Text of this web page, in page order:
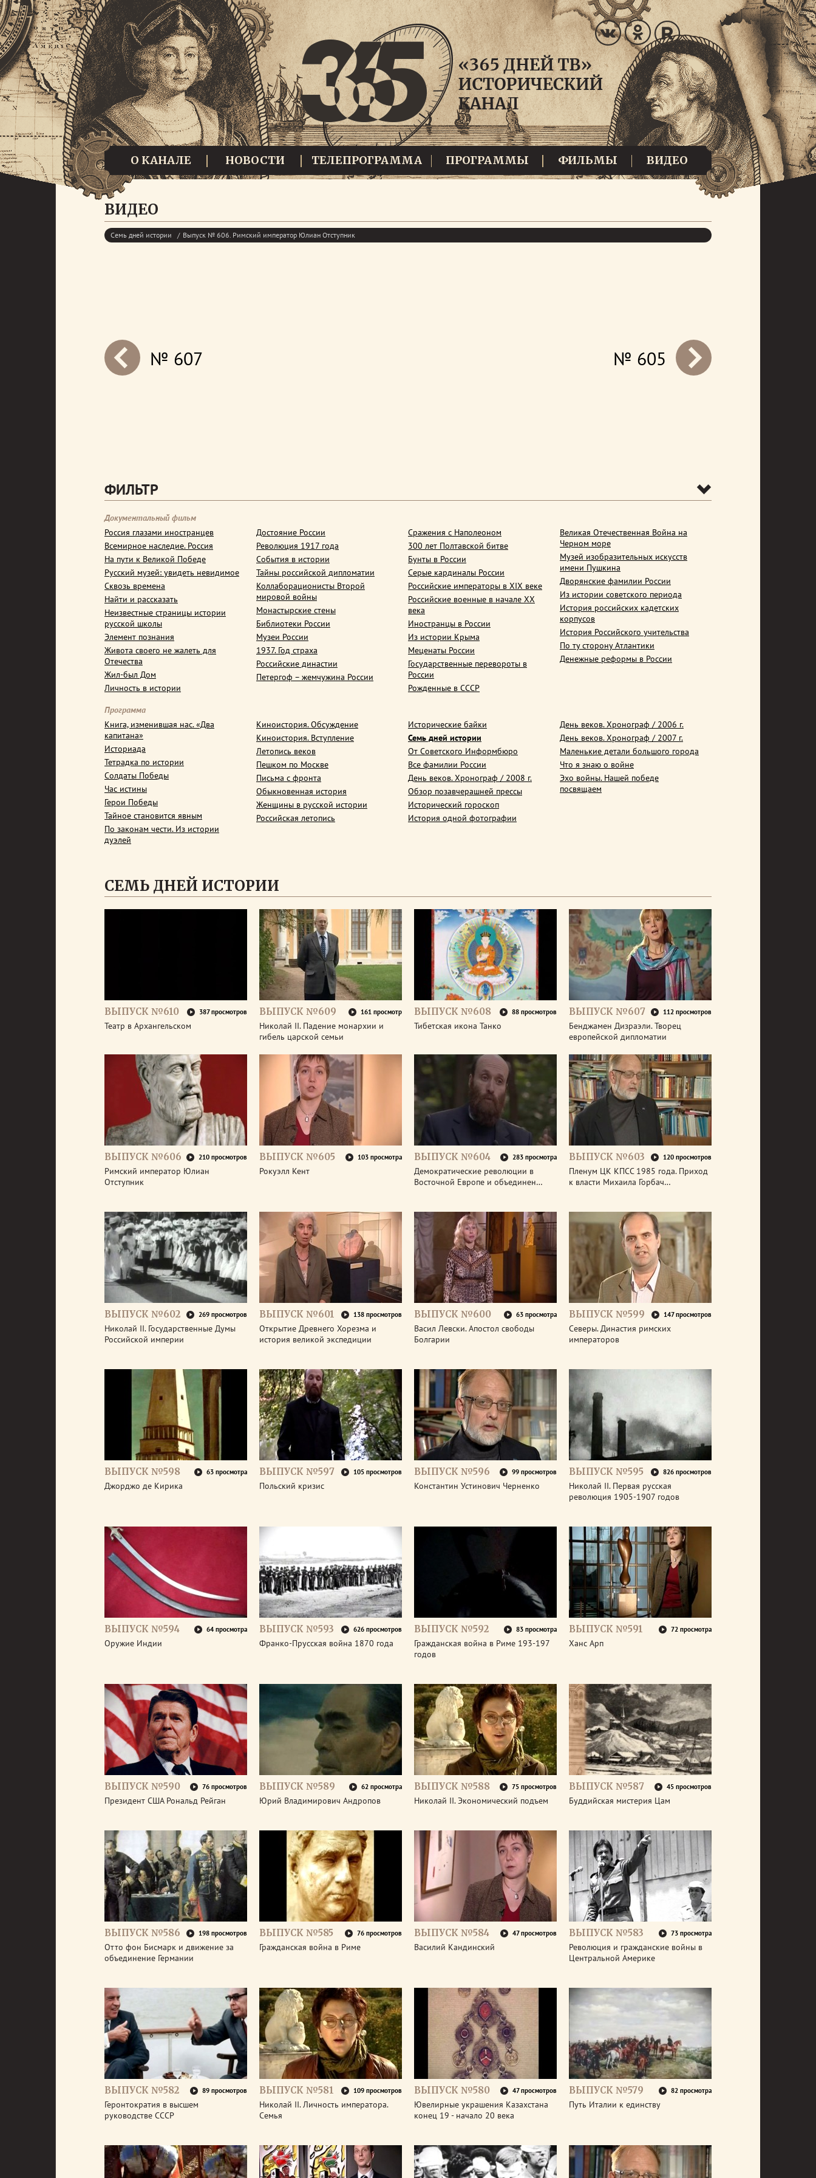
О КАНАЛЕ НОВОСТИ ТЕЛЕПРОГРАММА ПРОГРАММЫ ФИЛЬМЫ ВИДЕО
ВИДЕО
Семь дней истории Выпуск № 606. Римский император Юлиан Отступник
prev
next № 605
№ 607
ФИЛЬТР
Документальный фильм
Россия глазами иностранцев
Всемирное наследие. Россия
На пути к Великой Победе
Русский музей: увидеть невидимое
Сквозь времена
Найти и рассказать
Неизвестные страницы истории
русской школы
Элемент познания
Живота своего не жалеть для
Отечества
Жил-был Дом
Личность в истории
Достояние России
Революция 1917 года
События в истории
Тайны российской дипломатии
Коллаборационисты Второй
мировой войны
Монастырские стены
Библиотеки России
Музеи России
1937. Год страха
Российские династии
Петергоф – жемчужина России
Сражения с Наполеоном
300 лет Полтавской битве
Бунты в России
Серые кардиналы России
Российские императоры в XIX веке
Российские военные в начале ХХ
века
Иностранцы в России
Из истории Крыма
Меценаты России
Государственные перевороты в
России
Рожденные в СССР
Великая Отечественная Война на
Черном море
Музей изобразительных искусств
имени Пушкина
Дворянские фамилии России
Из истории советского периода
История российских кадетских
корпусов
История Российского учительства
По ту сторону Атлантики
Денежные реформы в России
Программа
Книга, изменившая нас. «Два
капитана»
Историада
Тетрадка по истории
Солдаты Победы
Час истины
Герои Победы
Тайное становится явным
По законам чести. Из истории
дуэлей
Киноистория. Обсуждение
Киноистория. Вступление
Летопись веков
Пешком по Москве
Письма с фронта
Обыкновенная история
Женщины в русской истории
Российская летопись
Исторические байки
Семь дней истории
От Советского Информбюро
Все фамилии России
День веков. Хронограф / 2008 г.
Обзор позавчерашней прессы
Исторический гороскоп
История одной фотографии
День веков. Хронограф / 2006 г.
День веков. Хронограф / 2007 г.
Маленькие детали большого города
Что я знаю о войне
Эхо войны. Нашей победе
посвящаем
СЕМЬ ДНЕЙ ИСТОРИИ
ВЫПУСК №610 387 просмотров
Театр в Архангельском
ВЫПУСК №609 161 просмотр
Николай II. Падение монархии и
гибель царской семьи
ВЫПУСК №608 88 просмотров
Тибетская икона Танко
ВЫПУСК №607 112 просмотров
Бенджамен Дизраэли. Творец
европейской дипломатии
ВЫПУСК №606 210 просмотров
Римский император Юлиан
Отступник
ВЫПУСК №605 103 просмотра
Рокуэлл Кент
ВЫПУСК №604 283 просмотра
Демократические революции в
Восточной Европе и объединен…
ВЫПУСК №603 120 просмотров
Пленум ЦК КПСС 1985 года. Приход
к власти Михаила Горбач…
ВЫПУСК №602 269 просмотров
Николай II. Государственные Думы
Российской империи
ВЫПУСК №601 138 просмотров
Открытие Древнего Хорезма и
история великой экспедиции
ВЫПУСК №600 63 просмотра
Васил Левски. Апостол свободы
Болгарии
ВЫПУСК №599 147 просмотров
Северы. Династия римских
императоров
ВЫПУСК №598 63 просмотра
Джорджо де Кирика
ВЫПУСК №597 105 просмотров
Польский кризис
ВЫПУСК №596 99 просмотров
Константин Устинович Черненко
ВЫПУСК №595 826 просмотров
Николай II. Первая русская
революция 1905-1907 годов
ВЫПУСК №594 64 просмотра
Оружие Индии
ВЫПУСК №593 626 просмотров
Франко-Прусская война 1870 года
ВЫПУСК №592 83 просмотра
Гражданская война в Риме 193-197
годов
ВЫПУСК №591 72 просмотра
Ханс Арп
ВЫПУСК №590 76 просмотров
Президент США Рональд Рейган
ВЫПУСК №589 62 просмотра
Юрий Владимирович Андропов
ВЫПУСК №588 75 просмотров
Николай II. Экономический подъем
ВЫПУСК №587 45 просмотров
Буддийская мистерия Цам
ВЫПУСК №586 198 просмотров
Отто фон Бисмарк и движение за
объединение Германии
ВЫПУСК №585 76 просмотров
Гражданская война в Риме
ВЫПУСК №584 47 просмотров
Василий Кандинский
ВЫПУСК №583 73 просмотра
Революция и гражданские войны в
Центральной Америке
ВЫПУСК №582 89 просмотров
Геронтократия в высшем
руководстве СССР
ВЫПУСК №581 109 просмотров
Николай II. Личность императора.
Семья
ВЫПУСК №580 47 просмотров
Ювелирные украшения Казахстана
конец 19 - начало 20 века
ВЫПУСК №579 82 просмотра
Путь Италии к единству